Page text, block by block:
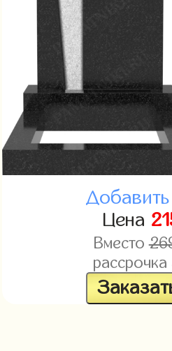
Цена
Вместо
рассрочка